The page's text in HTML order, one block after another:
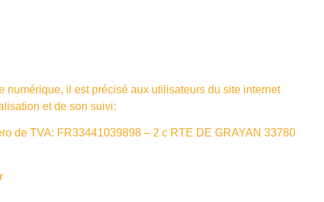
numérique, il est précisé aux utilisateurs du site internet
et de son suivi:
de TVA: FR33441039898 – 2 c RTE DE GRAYAN 33780